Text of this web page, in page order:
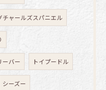
チャールズスパニエル
ーバー トイプードル
シーズー